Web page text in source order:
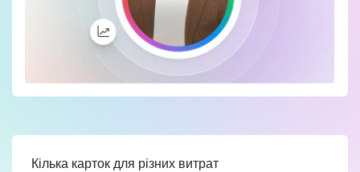
Кілька карток для різних витрат